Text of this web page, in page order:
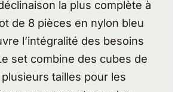
la plus complète à
de 8 pièces en nylon bleu
l’intégralité des besoins
set combine des cubes de
tailles pour les